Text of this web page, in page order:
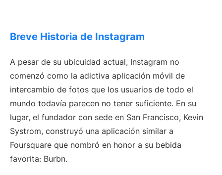
Breve Historia de Instagram
A pesar de su ubicuidad actual, Instagram no
comenzó como la adictiva aplicación móvil de
intercambio de fotos que los usuarios de todo el
mundo todavía parecen no tener suficiente. En su
lugar, el fundador con sede en San Francisco, Kevin
Systrom, construyó una aplicación similar a
Foursquare que nombró en honor a su bebida
favorita: Burbn.